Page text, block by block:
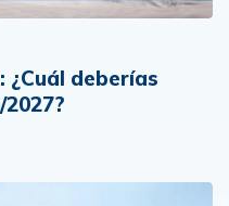
¿Cuál deberías